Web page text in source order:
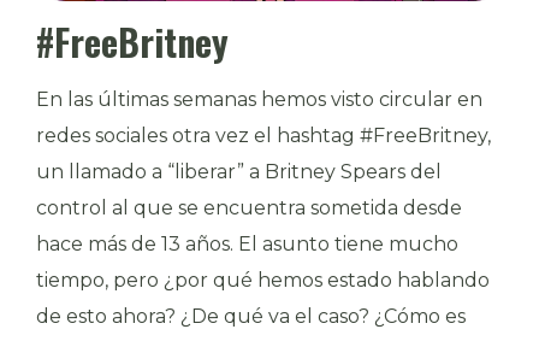
#FreeBritney
En las últimas semanas hemos visto circular en
redes sociales otra vez el hashtag #FreeBritney,
un llamado a “liberar” a Britney Spears del
control al que se encuentra sometida desde
hace más de 13 años. El asunto tiene mucho
tiempo, pero ¿por qué hemos estado hablando
de esto ahora? ¿De qué va el caso? ¿Cómo es